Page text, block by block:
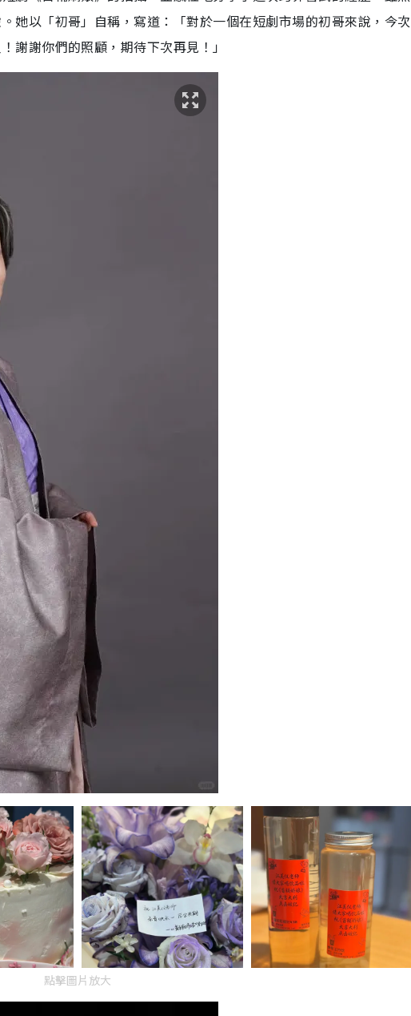
她以「初哥」自稱，寫道：「對於一個在短劇市場的初哥來說，今次
謝謝你們的照顧，期待下次再見！」
點擊圖片放大